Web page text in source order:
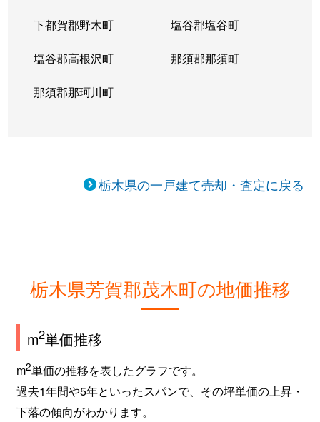
下都賀郡野木町 塩谷郡塩谷町
塩谷郡高根沢町 那須郡那須町
那須郡那珂川町
栃木県の一戸建て売却・査定に戻る
栃木県芳賀郡茂木町の地価推移
m2単価推移
m2単価の推移を表したグラフです。
過去1年間や5年といったスパンで、その坪単価の上昇・
下落の傾向がわかります。